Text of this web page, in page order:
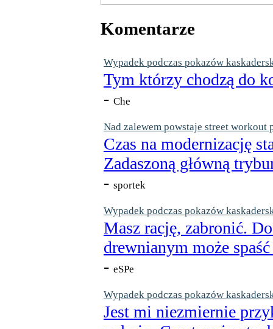
Komentarze
Wypadek podczas pokazów
Tym którzy chodzą do
- Che
Nad zalewem powstaje street workout
Czas na modernizację
Zadaszoną główną
- sportek
Wypadek podczas pokazów
Masz rację, zabronić.
drewnianym może
- eSPe
Wypadek podczas pokazów
Jest mi niezmiernie